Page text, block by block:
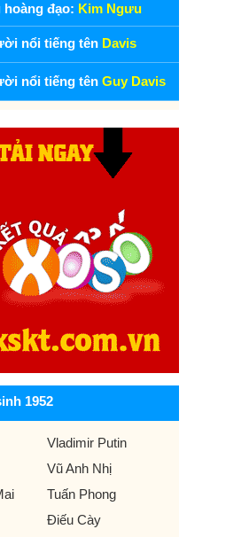
hoàng đạo: Kim Ngưu
nổi tiếng tên Davis
nổi tiếng tên Guy Davis
1952
Vladimir Putin
Vũ Anh Nhị
Tuấn Phong
Điếu Cày